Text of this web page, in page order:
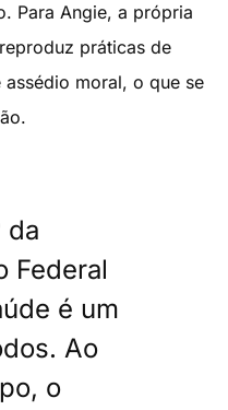
Para Angie, a própria
práticas de
moral, o que se
da
Federal
é um
Ao
o